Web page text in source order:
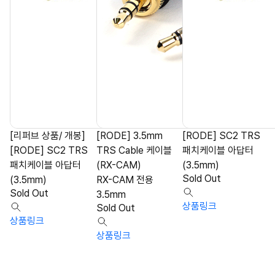
[리퍼브 상품/ 개봉]
[RODE] SC2 TRS
패치케이블 아답터
(3.5mm)
Sold Out
상품링크
[RODE] 3.5mm
TRS Cable 케이블
(RX-CAM)
RX-CAM 전용
3.5mm
Sold Out
상품링크
[RODE] SC2 TRS
패치케이블 아답터
(3.5mm)
Sold Out
상품링크